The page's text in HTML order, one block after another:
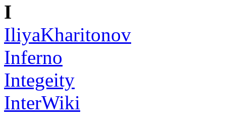
I
IliyaKharitonov
Inferno
Integeity
InterWiki